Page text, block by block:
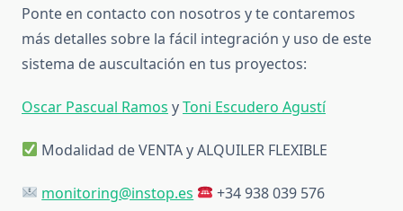
Ponte en contacto con nosotros y te contaremos
más detalles sobre la fácil integración y uso de este
sistema de auscultación en tus proyectos:
Oscar Pascual Ramos yToni Escudero Agustí
Modalidad de VENTA y ALQUILER FLEXIBLE
monitoring@instop.es +34 938 039 576